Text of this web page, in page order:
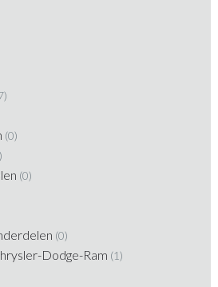
(0)
(0)
(0)
Dodge-Ram (1)